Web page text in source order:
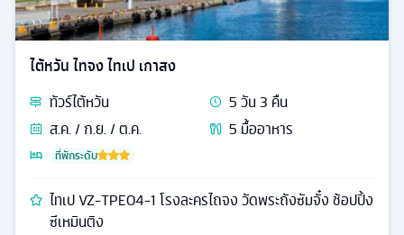
ไต้หวัน ไทจง ไทเป เกาสง
ทัวร์ไต้หวัน 5วัน3 คืน
ส.ค. / ก.ย. / ต.ค.
5 มื้ออาหาร
ที่พักระดับ
ไทเป VZ-TPE04-1 โรงละครไถจง วัดพระถังซัมจั๋ง ช้อปปิ้ง
ซีเหมินติง